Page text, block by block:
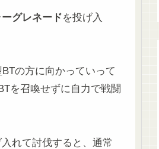
グレネードを投げ入
の方に向かっていって
を召喚せずに自力で戦闘
れて討伐すると、通常